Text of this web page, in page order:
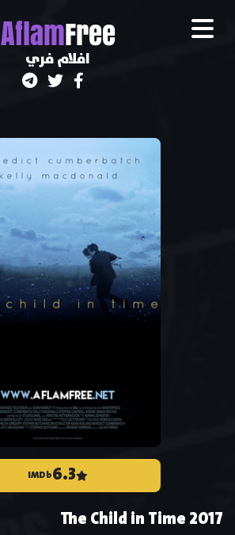
AflamFree
افلام فري
6.3
IMDb
The Child in Time 2017